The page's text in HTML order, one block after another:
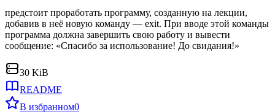
предстоит проработать программу, созданную на лекции,
добавив в неё новую команду — exit. При вводе этой команды
программа должна завершить свою работу и вывести
сообщение: «Спасибо за использование! До свидания!»
30 KiB
README
В избранном0